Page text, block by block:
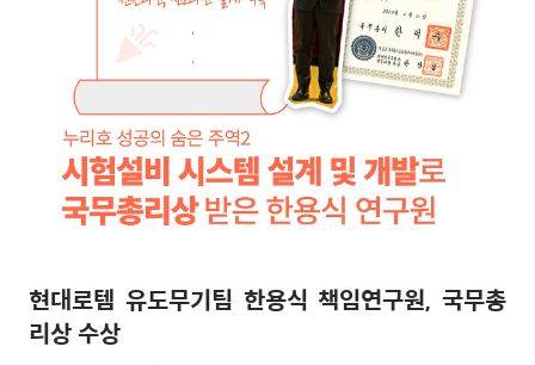
현대로템 유도무기팀 한용식 책임연구원, 국무총
리상 수상